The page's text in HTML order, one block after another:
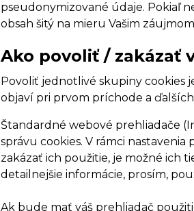
pseudonymizované údaje. Pokiaľ
obsah šitý na mieru Vašim
Ako povoliť / zakázať
Povoliť jednotlivé skupiny cookies
objaví pri prvom príchode a
Štandardné webové prehliadače
správu cookies. V rámci
zakázať ich použitie, je možné ich
detailnejšie informácie, prosím,
Ak bude mať váš prehliadač